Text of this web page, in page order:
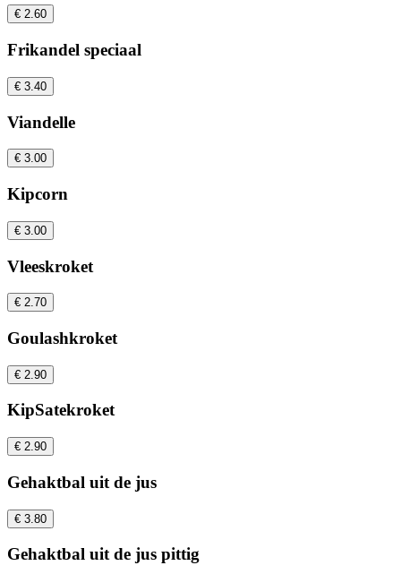
€ 2.60
Frikandel speciaal
€ 3.40
Viandelle
€ 3.00
Kipcorn
€ 3.00
Vleeskroket
€ 2.70
Goulashkroket
€ 2.90
KipSatekroket
€ 2.90
Gehaktbal uit de jus
€ 3.80
Gehaktbal uit de jus pittig